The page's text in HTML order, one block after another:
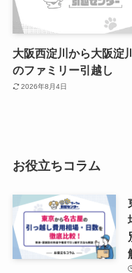
大阪西淀川から大阪淀
のファミリー引越し
2026年8月4日
お役立ちコラム